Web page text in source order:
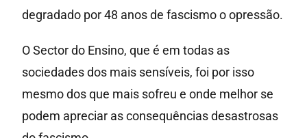
degradado por 48 anos de fascismo o opressão.
O Sector do Ensino, que é em todas as
sociedades dos mais sensíveis, foi por isso
mesmo dos que mais sofreu e onde melhor se
podem apreciar as consequências desastrosas